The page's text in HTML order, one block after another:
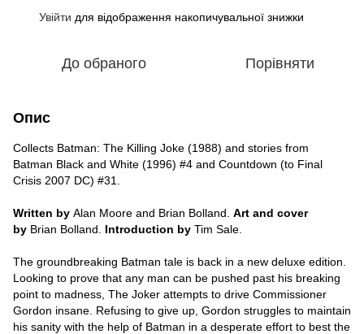
Увійти для відображення накопичувальної знижки
До обраного Порівняти
Опис
Collects Batman: The Killing Joke (1988) and stories from
Batman Black and White (1996) #4 and Countdown (to Final
Crisis 2007 DC) #31.
Written by Alan Moore and Brian Bolland. Art and cover
by Brian Bolland. Introduction by Tim Sale.
The groundbreaking Batman tale is back in a new deluxe edition.
Looking to prove that any man can be pushed past his breaking
point to madness, The Joker attempts to drive Commissioner
Gordon insane. Refusing to give up, Gordon struggles to maintain
his sanity with the help of Batman in a desperate effort to best the